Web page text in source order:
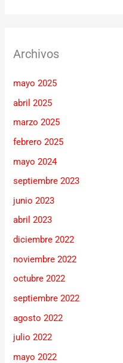
Archivos
mayo 2025
abril 2025
marzo 2025
febrero 2025
mayo 2024
septiembre 2023
junio 2023
abril 2023
diciembre 2022
noviembre 2022
octubre 2022
septiembre 2022
agosto 2022
julio 2022
mayo 2022